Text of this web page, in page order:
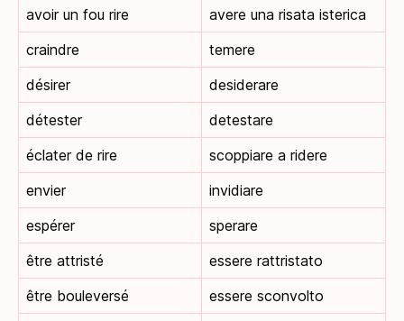
avoir un fou rire
avere una risata isterica
craindre
temere
désirer
desiderare
détester
detestare
éclater de rire
scoppiare a ridere
envier
invidiare
espérer
sperare
être attristé
essere rattristato
être bouleversé
essere sconvolto